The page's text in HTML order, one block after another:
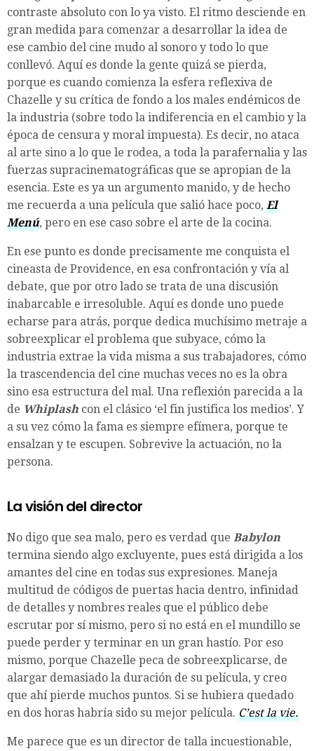
contraste absoluto con lo ya visto. El ritmo desciende en
gran medida para comenzar a desarrollar la idea de
ese cambio del cine mudo al sonoro y todo lo que
conllevó. Aquí es donde la gente quizá se pierda,
porque es cuando comienza la esfera reflexiva de
Chazelle y su crítica de fondo a los males endémicos de
la industria (sobre todo la indiferencia en el cambio y la
época de censura y moral impuesta). Es decir, no ataca
al arte sino a lo que le rodea, a toda la parafernalia y las
fuerzas supracinematográficas que se apropian de la
esencia. Este es ya un argumento manido, y de hecho
me recuerda a una película que salió hace poco, El
Menú, pero en ese caso sobre el arte de la cocina.
En ese punto es donde precisamente me conquista el
cineasta de Providence, en esa confrontación y vía al
debate, que por otro lado se trata de una discusión
inabarcable e irresoluble. Aquí es donde uno puede
echarse para atrás, porque dedica muchísimo metraje a
sobreexplicar el problema que subyace, cómo la
industria extrae la vida misma a sus trabajadores, cómo
la trascendencia del cine muchas veces no es la obra
sino esa estructura del mal. Una reflexión parecida a la
de Whiplash con el clásico ‘el fin justifica los medios’. Y
a su vez cómo la fama es siempre efímera, porque te
ensalzan y te escupen. Sobrevive la actuación, no la
persona.
La visión del director
No digo que sea malo, pero es verdad que Babylon
termina siendo algo excluyente, pues está dirigida a los
amantes del cine en todas sus expresiones. Maneja
multitud de códigos de puertas hacia dentro, infinidad
de detalles y nombres reales que el público debe
escrutar por sí mismo, pero si no está en el mundillo se
puede perder y terminar en un gran hastío. Por eso
mismo, porque Chazelle peca de sobreexplicarse, de
alargar demasiado la duración de su película, y creo
que ahí pierde muchos puntos. Si se hubiera quedado
en dos horas habría sido su mejor película. C’est la vie.
Me parece que es un director de talla incuestionable,